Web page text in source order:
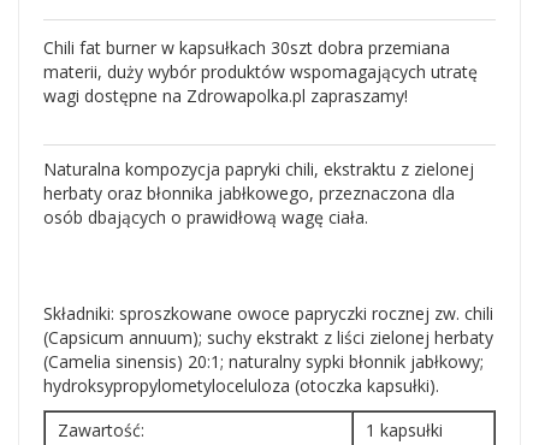
Chili fat burner w kapsułkach 30szt dobra przemiana
materii, duży wybór produktów wspomagających utratę
wagi dostępne na Zdrowapolka.pl zapraszamy!
Naturalna kompozycja papryki chili, ekstraktu z zielonej
herbaty oraz błonnika jabłkowego, przeznaczona dla
osób dbających o prawidłową wagę ciała.
Składniki: sproszkowane owoce papryczki rocznej zw. chili
(Capsicum annuum); suchy ekstrakt z liści zielonej herbaty
(Camelia sinensis) 20:1; naturalny sypki błonnik jabłkowy;
hydroksypropylometyloceluloza (otoczka kapsułki).
Zawartość:
1 kapsułki